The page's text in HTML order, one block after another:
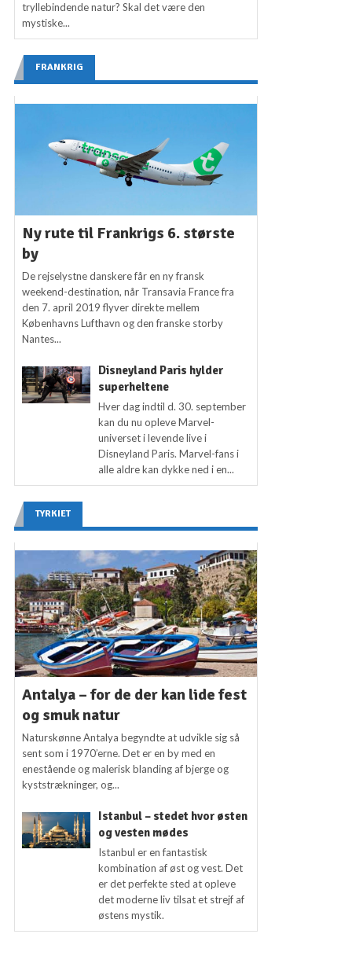
tryllebindende natur? Skal det være den
mystiske...
FRANKRIG
Ny rute til Frankrigs 6. største
by
De rejselystne danskere får en ny fransk
weekend-destination, når Transavia France fra
den 7. april 2019 flyver direkte mellem
Københavns Lufthavn og den franske storby
Nantes...
Disneyland Paris hylder
superheltene
Hver dag indtil d. 30. september
kan du nu opleve Marvel-
universet i levende live i
Disneyland Paris. Marvel-fans i
alle aldre kan dykke ned i en...
TYRKIET
Antalya – for de der kan lide fest
og smuk natur
Naturskønne Antalya begyndte at udvikle sig så
sent som i 1970’erne. Det er en by med en
enestående og malerisk blanding af bjerge og
kyststrækninger, og...
Istanbul – stedet hvor østen
og vesten mødes
Istanbul er en fantastisk
kombination af øst og vest. Det
er det perfekte sted at opleve
det moderne liv tilsat et strejf af
østens mystik.